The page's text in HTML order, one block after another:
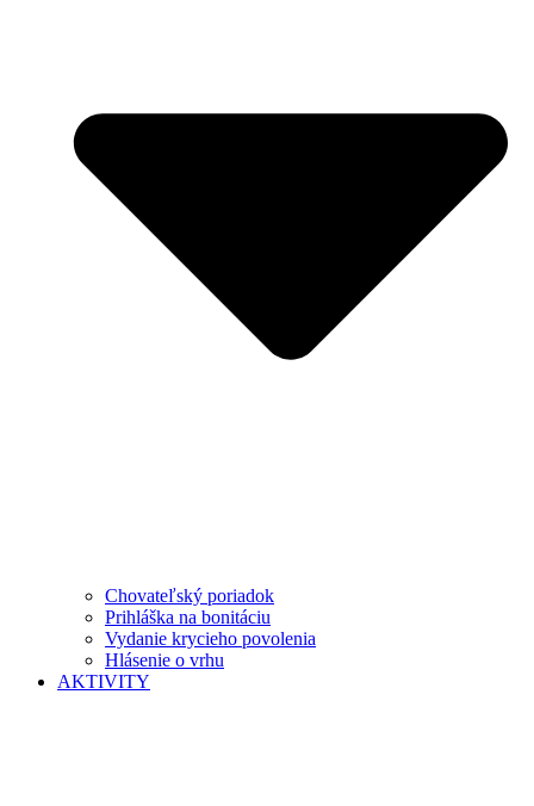
Chovateľský poriadok
Prihláška na bonitáciu
Vydanie krycieho povolenia
Hlásenie o vrhu
AKTIVITY